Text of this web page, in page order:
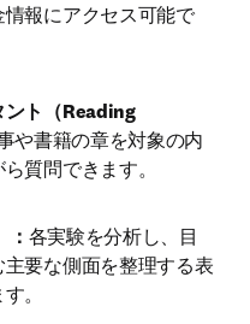
報にアクセス可能で
ント（Reading
や書籍の章を対象の内
質問できます。
各実験を分析し、目
要な側面を整理する表
。